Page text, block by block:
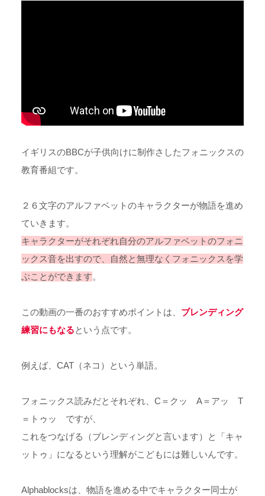
イギリスのBBCが子供向けに制作さしたフォニックスの
教育番組です。
２６文字のアルファベットのキャラクターが物語を進め
ていきます。
キャラクターがそれぞれ自分のアルファベットのフォニ
ックス音を出すので、自然と無理なくフォニックスを学
ぶことができます。
この動画の一番のおすすめポイントは、 ブレンディング
練習にもなるという点です。
例えば、CAT（ネコ）という単語。
フォニックス読みだとそれぞれ、C＝クッ A＝アッ T
＝トゥッ ですが、
これをつなげる（ブレンディングと言います）と「キャ
ットゥ」になるという理解がこどもには難しいんです。
Alphablocksは、物語を進める中でキャラクター同士が